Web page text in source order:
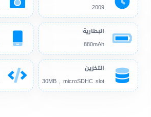
2009
البطارية
880mAh
التخزين
30MB , microSDHC slot